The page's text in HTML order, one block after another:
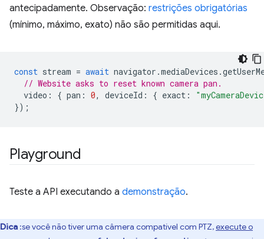
antecipadamente. Observação: restrições obrigatórias
(mínimo, máximo, exato) não são permitidas aqui.
const stream = await navigator .mediaDevices .
// Website asks to reset known camera pan.
video : { pan : 0, deviceId : { exact :
});
Playground
Teste a API executando a demonstração.
Dica :se você não tiver uma câmera compatível com PTZ,execute o